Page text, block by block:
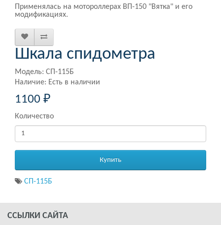
Применялась на мотороллерах ВП-150 "Вятка" и его
модификациях.
Шкала спидометра
Модель: СП-115Б
Наличие: Есть в наличии
1100 ₽
Количество
Купить
СП-115Б
ССЫЛКИ САЙТА